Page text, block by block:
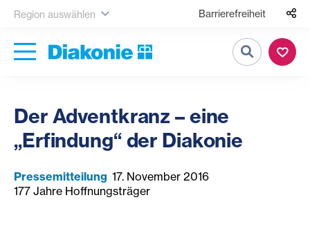
Region auswählen Barrierefreiheit
Suche
Der Adventkranz – eine
„Erfindung“ der Diakonie
Pressemitteilung 17. November 2016
177 Jahre Hoffnungsträger